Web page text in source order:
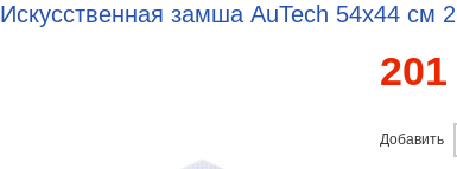
Искусственная замша AuTech 54х44 см
Добавить